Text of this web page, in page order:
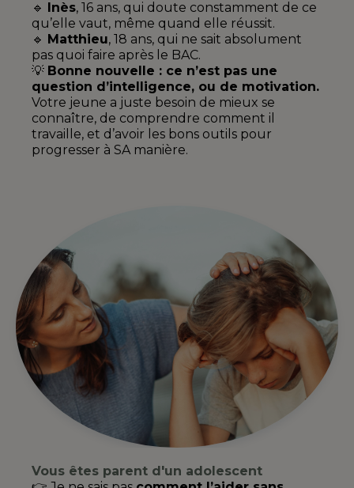
🔹 Inès, 16 ans, qui doute constamment de ce
qu’elle vaut, même quand elle réussit.
🔹 Matthieu, 18 ans, qui ne sait absolument
pas quoi faire après le BAC.
💡 Bonne nouvelle : ce n’est pas une
question d’intelligence, ou de motivation.
Votre jeune a juste besoin de mieux se
connaître, de comprendre comment il
travaille, et d’avoir les bons outils pour
progresser à SA manière.
Vous êtes parent d'un adolescent